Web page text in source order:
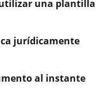
una plantilla
jurídicamente
al instante